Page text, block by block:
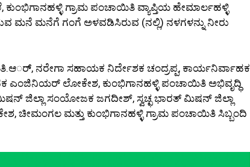
ಕುಂಭಿಗಾನಹಳ್ಳಿ ಗ್ರಾಮ ಪಂಚಾಯಿತಿ ವ್ಯಾಪ್ತಿಯ ಹೇಮಾರ್ಲಹಳ್ಳಿ
ಮನೆ ಮನೆಗೆ ಗಂಗೆ ಅಳವಡಿಸಿರುವ (ನಲ್ಲಿ) ನಳಗಳನ್ನು ನೀರು
ನರೇಗಾ ಸಹಾಯಕ ನಿರ್ದೇಶಕ ಚಂದ್ರಪ್ಪ, ಕಾರ್ಯನಿರ್ವಾಹಕ
ಎಂಜಿನಿಯರ್ ಲೋಕೇಶ, ಕುಂಭಿಗಾನಹಳ್ಳಿ ಪಂಚಾಯಿತಿ ಅಭಿವೃದ್ಧಿ
ಜಿಲ್ಲಾ ಸಂಯೋಜಕ ಜಗದೀಶ್, ಸ್ವಚ್ಛ ಭಾರತ್ ಮಿಷನ್ ಜಿಲ್ಲಾ
ಚೀಮಂಗಲ ಮತ್ತು ಕುಂಭಿಗಾನಹಳ್ಳಿ ಗ್ರಾಮ ಪಂಚಾಯಿತಿ ಸಿಬ್ಬಂದಿ